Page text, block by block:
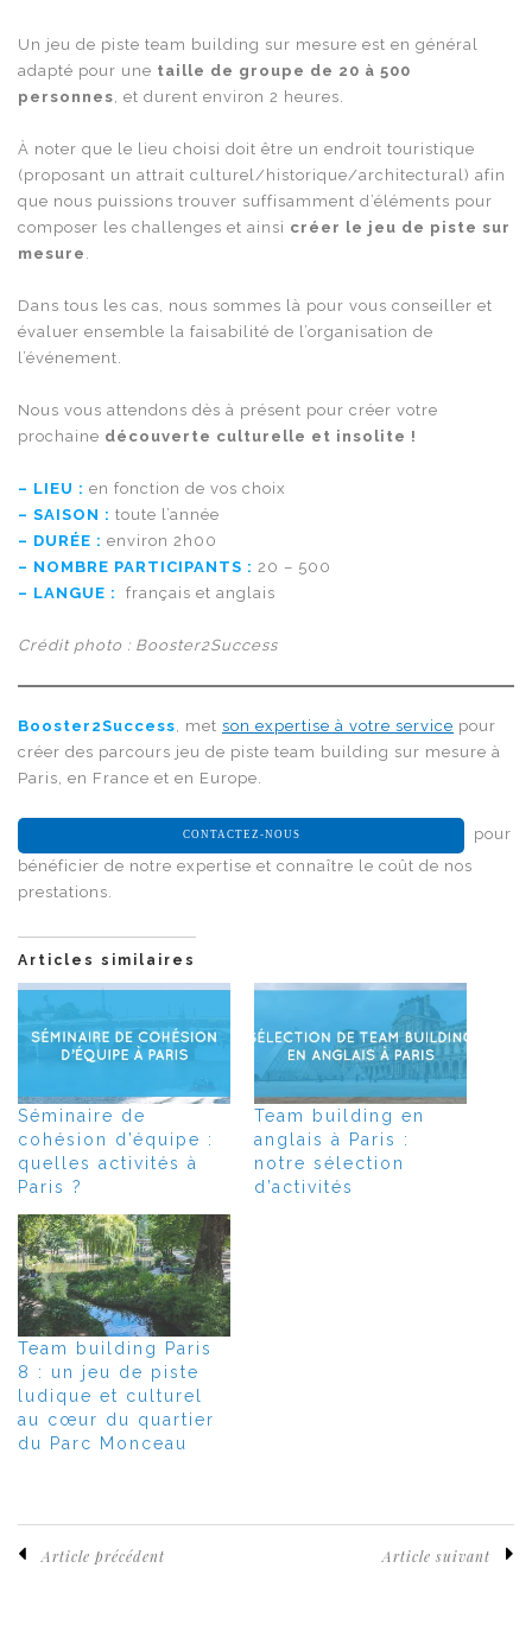
Un jeu de piste team building sur mesure est en général
adapté pour une taille de groupe de 20 à 500
personnes, et durent environ 2 heures.
À noter que le lieu choisi doit être un endroit touristique
(proposant un attrait culturel/historique/architectural) afin
que nous puissions trouver suffisamment d’éléments pour
composer les challenges et ainsi créer le jeu de piste sur
mesure .
Dans tous les cas, nous sommes là pour vous conseiller et
évaluer ensemble la faisabilité de l’organisation de
l’événement.
Nous vous attendons dès à présent pour créer votre
prochaine découverte culturelle et insolite !
– LIEU : en fonction de vos choix
– SAISON : toute l’année
– DURÉE : environ 2h00
– NOMBRE PARTICIPANTS : 20 – 500
– LANGUE :
français et anglais
Crédit photo : Booster2Success
Booster2Success, met son expertise à votre service pour
créer des parcours jeu de piste team building sur mesure à
Paris, en France et en Europe.
CONTACTEZ-NOUS
pour
bénéficier de notre expertise et connaître le coût de nos
prestations.
Articles similaires
Séminaire de
cohésion d’équipe :
quelles activités à
Paris ?
Team building en
anglais à Paris :
notre sélection
d’activités
Team building Paris
8 : un jeu de piste
ludique et culturel
au cœur du quartier
du Parc Monceau
Article précédent Article suivant